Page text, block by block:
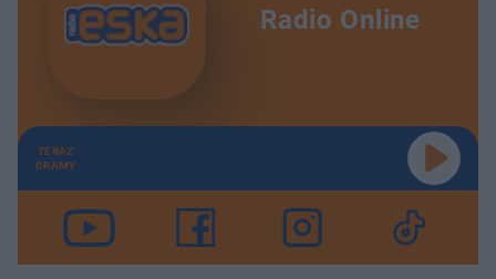
Radio Online
TERAZ
GRAMY